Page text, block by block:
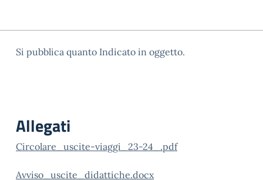
Si pubblica quanto Indicato in oggetto.
Allegati
Circolare_uscite-viaggi_23-24_.pdf
Avviso_uscite_didattiche.docx